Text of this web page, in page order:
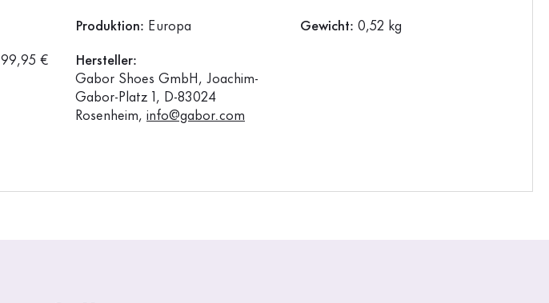
Produktion: Europa Gewicht: 0,52 kg
99,95 €
Hersteller:
Gabor Shoes GmbH, Joachim-
Gabor-Platz 1, D-83024
Rosenheim, info@gabor.com